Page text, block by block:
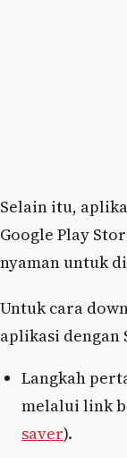
Selain itu,
Google Play
nyaman untuk
Untuk cara
aplikasi
Langkah
melalui link
saver).